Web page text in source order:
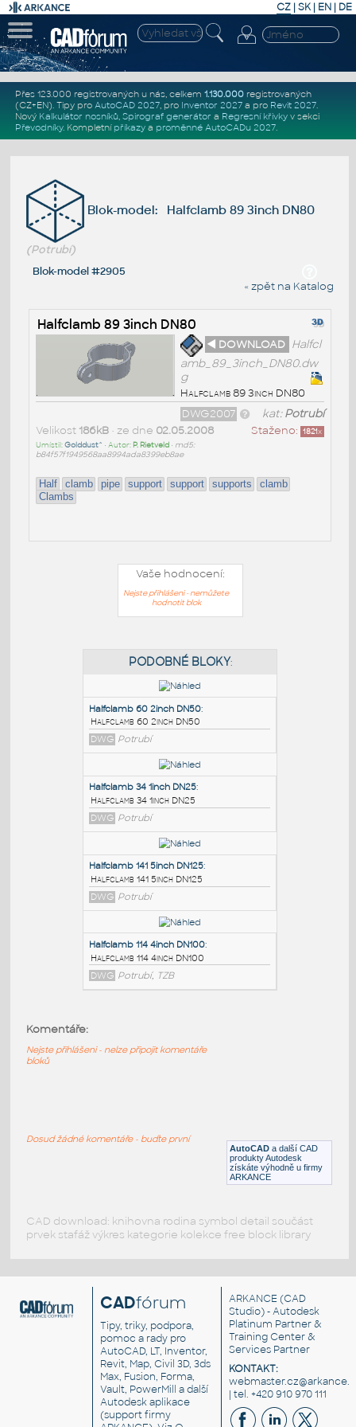
CZ | SK| EN | DE
Přes 123.000 registrovaných u nás, celkem 1.130.000registrovaných
(CZ+EN). Tipy pro AutoCAD 2027, pro Inventor 2027a pro Revit 2027.
Nový Kalkulátor nosníků, Spirograf generátor a Regresní křivkyv sekci
Převodníky. Kompletní příkazya proměnné AutoCADu 2027.
Blok-model: Halfclamb 89 3inch DN80
(Potrubí)
Blok-model #2905
« zpět na Katalog
Halfclamb 89 3inch DN80
◄ DOWNLOAD Halfcl
amb_89_3inch_DN80.dw
g
Halfclamb 89 3inch DN80
kat:Potrubí
DWG2007
Staženo: 1821x
Velikost 186kB• ze dne 02.05.2008
Umístil:Golddust^ • Autor: P. Rietveld• md5:
b84f57f1949568aa8994ada8399eb8ae
Half clamb pipe support support supports
clamb
Clambs
Vaše hodnocení:
Nejste přihlášeni - nemůžete
hodnotit blok
PODOBNÉ BLOKY:
Halfclamb 60 2inch DN50:
Halfclamb 60 2inch DN50
DWG Potrubí
Halfclamb 34 1inch DN25
Halfclamb 34 1inch DN25
DWG Potrubí
DWG Potrubí
Potrubí, TZB AutoCAD a další CAD
produkty Autodesk
získáte výhodně u firmy
ARKANCE
Komentáře:
Nejste přihlášeni - nelze připojit komentáře
bloků
Dosud žádné komentáře - buďte první
CAD download: knihovna rodina symbol detail součást
prvek stafáž výkres kategorie kolekce free block library
CADfórum
Tipy, triky, podpora,
pomoc a rady pro
AutoCAD, LT, Inventor,
Revit, Map, Civil 3D, 3ds
Max, Fusion, Forma,
Vault, PowerMill a další
Autodesk aplikace
(support firmy
ARKANCE (CAD
Studio) - Autodesk
Platinum Partner &
Training Center &
Services Partner
KONTAKT:
| tel. +420 910 970 111